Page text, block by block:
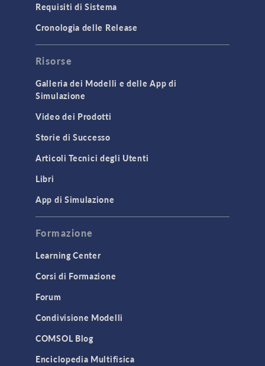
Requisiti di Sistema
Cronologia delle Release
Risorse
Galleria dei Modelli e delle App di
Simulazione
Video dei Prodotti
Storie di Successo
Articoli Tecnici degli Utenti
Libri
App di Simulazione
Formazione
Learning Center
Corsi di Formazione
Forum
Condivisione Modelli
COMSOL Blog
Enciclopedia Multifisica